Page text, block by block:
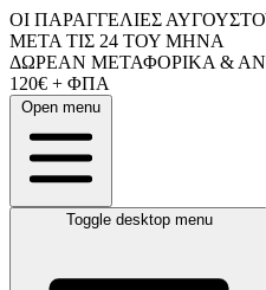
ΟΙ ΠΑΡΑΓΓΕΛΙΕΣ
ΜΕΤΑ ΤΙΣ 24 ΤΟΥ ΜΗΝΑ
ΔΩΡΕΑΝ ΜΕΤΑΦΟΡΙΚΑ &
120€ + ΦΠΑ
Open menu
Toggle desktop menu